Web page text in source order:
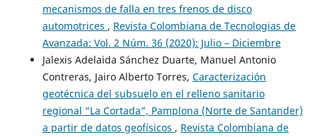
mecanismos de falla en tres frenos de disco
automotrices , Revista Colombiana de Tecnologias de
Avanzada: Vol. 2 Núm. 36 (2020): Julio – Diciembre
Jalexis Adelaida Sánchez Duarte, Manuel Antonio
Contreras, Jairo Alberto Torres, Caracterización
geotécnica del subsuelo en el relleno sanitario
regional “La Cortada”, Pamplona (Norte de Santander)
a partir de datos geofísicos , Revista Colombiana de